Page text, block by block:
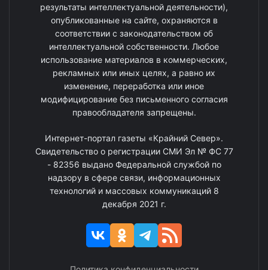
результаты интеллектуальной деятельности),
опубликованные на сайте, охраняются в
соответствии с законодательством об
интеллектуальной собственности. Любое
использование материалов в коммерческих,
рекламных или иных целях, а равно их
изменение, переработка или иное
модифицирование без письменного согласия
правообладателя запрещены.
Интернет-портал газеты «Крайний Север».
Свидетельство о регистрации СМИ Эл № ФС 77
- 82356 выдано Федеральной службой по
надзору в сфере связи, информационных
технологий и массовых коммуникаций 8
декабря 2021 г.